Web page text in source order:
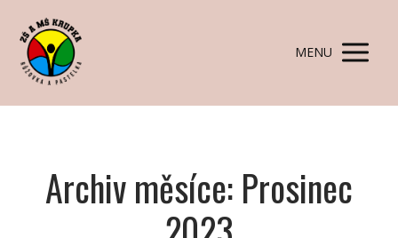
MENU
Archiv měsíce: Prosinec